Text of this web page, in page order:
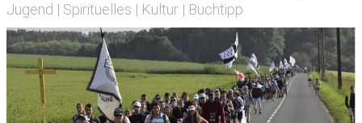
Jugend | Spirituelles | Kultur | Buchtipp